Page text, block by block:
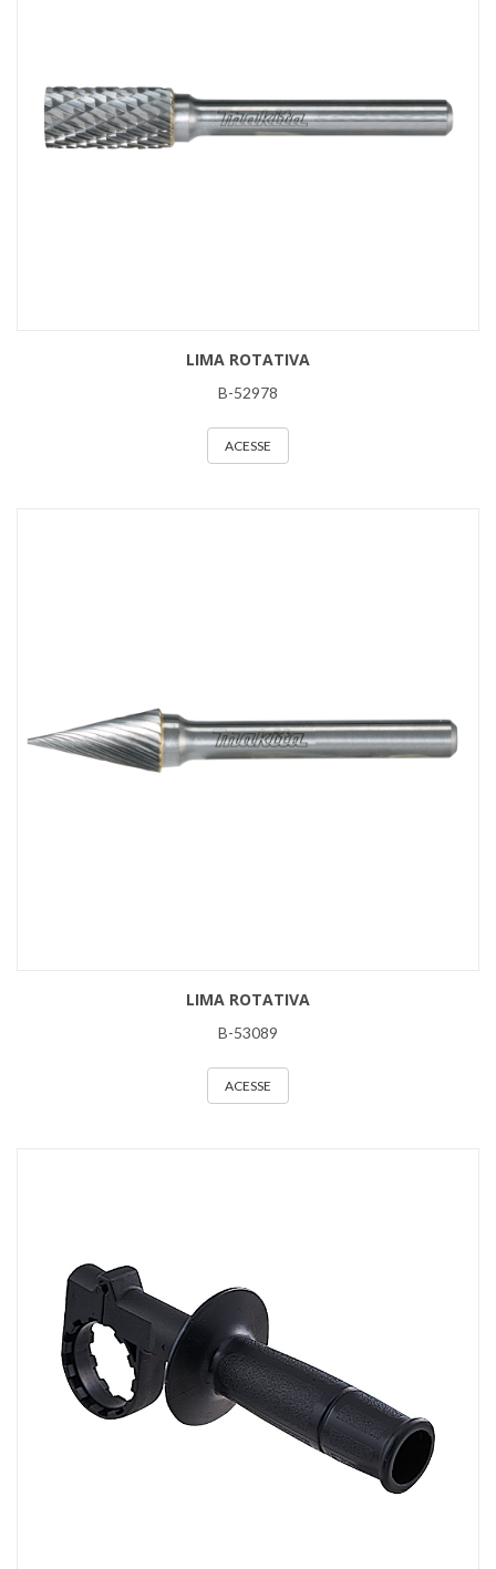
LIMA ROTATIVA
B-52978
ACESSE
LIMA ROTATIVA
B-53089
ACESSE